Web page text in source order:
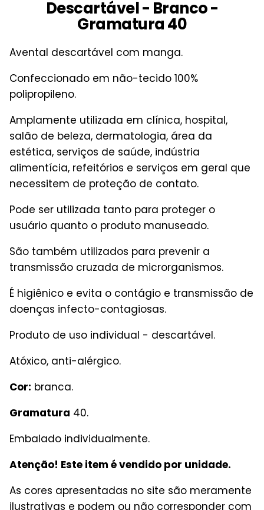
Descartável - Branco -
Gramatura 40
Avental descartável com manga.
Confeccionado em não-tecido 100%
polipropileno.
Amplamente utilizada em clínica, hospital,
salão de beleza, dermatologia, área da
estética, serviços de saúde, indústria
alimentícia, refeitórios e serviços em geral que
necessitem de proteção de contato.
Pode ser utilizada tanto para proteger o
usuário quanto o produto manuseado.
São também utilizados para prevenir a
transmissão cruzada de microrganismos.
É higiênico e evita o contágio e transmissão de
doenças infecto-contagiosas.
Produto de uso individual - descartável.
Atóxico, anti-alérgico.
Cor: branca.
Gramatura 40.
Embalado individualmente.
Atenção! Este item é vendido por unidade.
As cores apresentadas no site são meramente
ilustrativas e podem ou não corresponder com